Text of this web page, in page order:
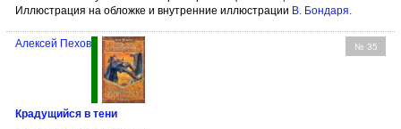
Иллюстрация на обложке и внутренние иллюстрации В. Бондаря.
№ 35
Алексей Пехов
Крадущийся в тени